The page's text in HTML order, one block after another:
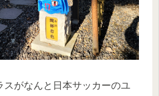
スがなんと日本サッカーのユ